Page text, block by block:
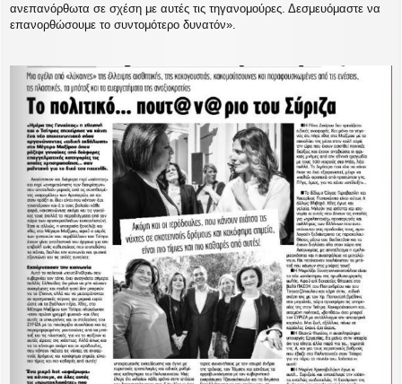
ανεπανόρθωτα σε σχέση με αυτές τις τηγανομούρες. Δεσμευόμαστε να
επανορθώσουμε το συντομότερο δυνατόν».